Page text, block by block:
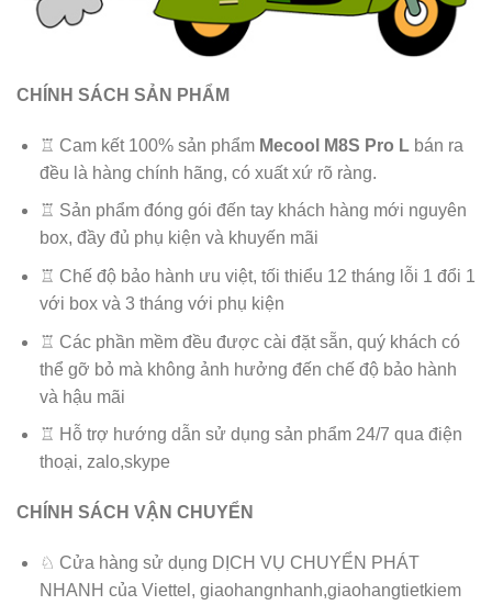
CHÍNH SÁCH SẢN PHẨM
♖ Cam kết 100% sản phẩm Mecool M8S Pro L bán ra
đều là hàng chính hãng, có xuất xứ rõ ràng.
♖ Sản phẩm đóng gói đến tay khách hàng mới nguyên
box, đầy đủ phụ kiện và khuyến mãi
♖ Chế độ bảo hành ưu việt, tối thiểu 12 tháng lỗi 1 đổi 1
với box và 3 tháng với phụ kiện
♖ Các phần mềm đều được cài đặt sẵn, quý khách có
thể gỡ bỏ mà không ảnh hưởng đến chế độ bảo hành
và hậu mãi
♖ Hỗ trợ hướng dẫn sử dụng sản phẩm 24/7 qua điện
thoại, zalo,skype
CHÍNH SÁCH VẬN CHUYỂN
♘ Cửa hàng sử dụng DỊCH VỤ CHUYỂN PHÁT
NHANH của Viettel, giaohangnhanh,giaohangtietkiem